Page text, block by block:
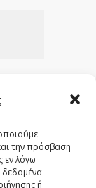
την πρόσβαση
εν λόγω
δεδομένα
ή
the